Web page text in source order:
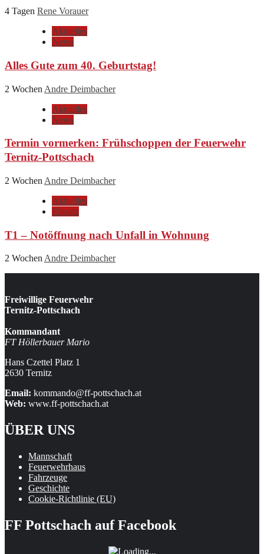
4 Tagen Rene Vorauer
Aktuelles
News
Alles Gute zum 40. Geburtstag!
2 Wochen Andre Deimbacher
Aktuelles
News
Termin vormerken: Frühschoppen der Feuerwehr
Ternitz-Pottschach
2 Wochen Andre Deimbacher
Aktuelles
Einsatz
T1 – Notöffnung nach Unfall in Wohnung
2 WochenAndre Deimbacher
Freiwillige Feuerwehr
Ternitz-Pottschach
Kommandant
FT Höllerbauer Mario
Hans Czettel Platz 1
2630 Ternitz
Email: kommando@ff-pottschach.at
Web: www.ff-pottschach.at
ÜBER UNS
Mannschaft
Feuerwehrhaus
Fahrzeuge
Geschichte
Cookie-Richtlinie (EU)
FF Pottschach auf Facebook